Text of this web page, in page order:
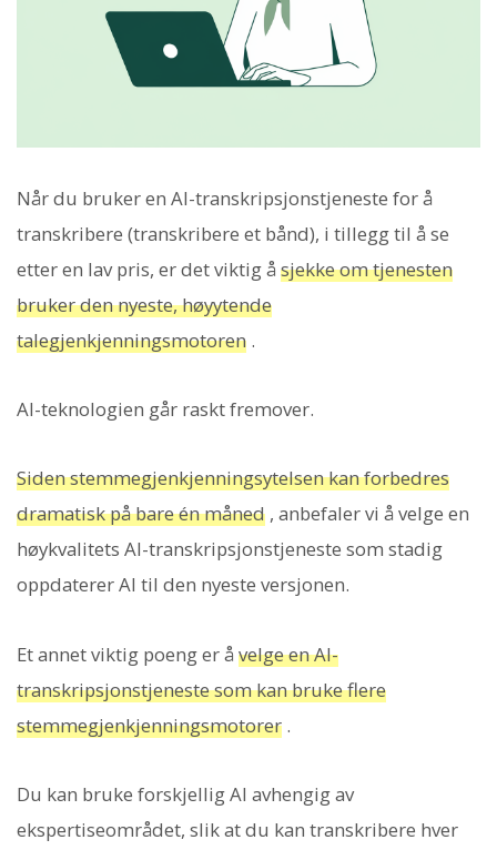
Når du bruker en AI-transkripsjonstjeneste for å
transkribere (transkribere et bånd), i tillegg til å se
etter en lav pris, er det viktig å sjekke om tjenesten
bruker den nyeste, høyytende
talegjenkjenningsmotoren .
AI-teknologien går raskt fremover.
Siden stemmegjenkjenningsytelsen kan forbedres
dramatisk på bare én måned , anbefaler vi å velge en
høykvalitets AI-transkripsjonstjeneste som stadig
oppdaterer AI til den nyeste versjonen.
Et annet viktig poeng er å velge en AI-
transkripsjonstjeneste som kan bruke flere
stemmegjenkjenningsmotorer .
Du kan bruke forskjellig AI avhengig av
ekspertiseområdet, slik at du kan transkribere hver